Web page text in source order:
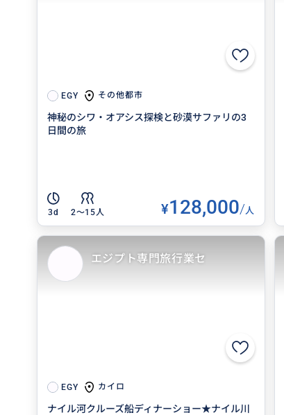
EGY その他都市
神秘のシワ・オアシス探検と砂漠サファリの3
日間の旅
3d 2〜15人 ¥128,000/人
EGY カイロ
ナイル河クルーズ船ディナーショー★ナイル川
エジプト専門旅行業セ